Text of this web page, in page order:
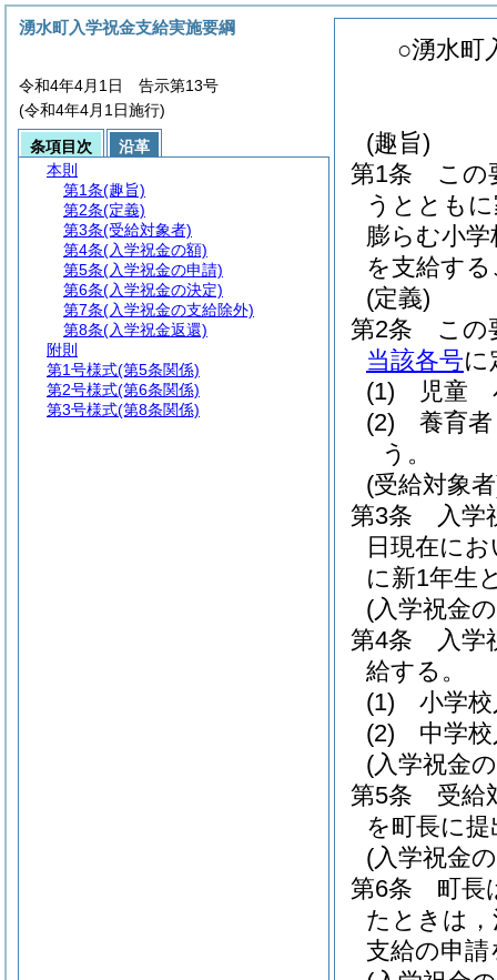
○湧水町
(趣旨)
第1条
この
うととも
膨らむ小
を支給す
(定義)
第2条
この
当該各号に
(1)
児童
(2)
養育
う。
(受給対象
第3条
入学
日現在に
に新1年生
(入学祝金
第4条
入学
給する。
(1)
小学
(2)
中学
(入学祝金
第5条
受給
を町長に
(入学祝金
第6条
町長
たときは
支給の申
湧水町入学祝金支給実施要綱
令和4年4月1日 告示第13号
(令和4年4月1日施行)
条項目次
沿革
本則
第1条(趣旨)
第2条(定義)
第3条(受給対象者)
第4条(入学祝金の額)
第5条(入学祝金の申請)
第6条(入学祝金の決定)
第7条(入学祝金の支給除外)
第8条(入学祝金返還)
附則
第1号様式(第5条関係)
第2号様式(第6条関係)
第3号様式(第8条関係)